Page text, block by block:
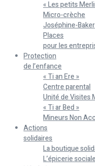
« Les petits
Micro-crèche
Joséphine-Baker
Places
pour les
Protection
de l’enfance
« Ti an Ere »
Centre parental
Unité de Visites
« Ti ar Bed »
Mineurs Non
Actions
solidaires
La boutique
L’épicerie sociale